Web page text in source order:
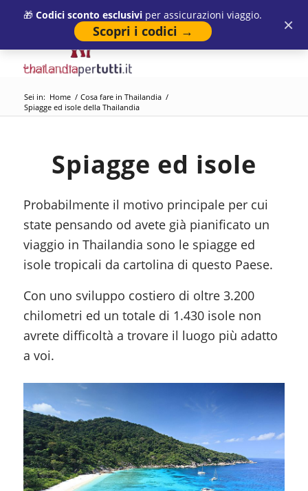
🎁 Codici sconto esclusivi per assicurazioni viaggio.
Scopri i codici → ×
Sei in: Home / Cosa fare in Thailandia /
Spiagge ed isole della Thailandia
Spiagge ed isole
Probabilmente il motivo principale per cui
state pensando od avete già pianificato un
viaggio in Thailandia sono le spiagge ed
isole tropicali da cartolina di questo Paese.
Con uno sviluppo costiero di oltre 3.200
chilometri ed un totale di 1.430 isole non
avrete difficoltà a trovare il luogo più adatto
a voi.